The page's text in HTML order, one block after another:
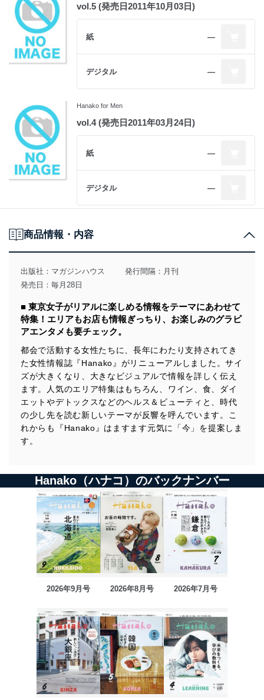
vol.5 (発売日2011年10月03日)
紙 ―
デジタル ―
Hanako for Men
vol.4 (発売日2011年03月24日)
紙 ―
デジタル ―
商品情報・内容
出版社： マガジンハウス
発行間隔：月刊
発売日：毎月28日
■ 東京女子がリアルに楽しめる情報をテーマにあわせて
特集！エリアもお店も情報ぎっちり、お楽しみのグラビ
アエンタメも要チェック。
都会で活動する女性たちに、長年にわたり支持されてき
た女性情報誌『Hanako』がリニューアルしました。サイ
ズが大きくなり、大きなビジュアルで情報を詳しく伝え
ます。人気のエリア特集はもちろん、ワイン、食、ダイ
エットやデトックスなどのヘルス＆ビューティと、時代
の少し先を読む新しいテーマが反響を呼んでいます。こ
れからも『Hanako』はますます元気に「今」を提案しま
す。
Hanako（ハナコ）のバックナンバー
2026年9月号 2026年8月号 2026年7月号